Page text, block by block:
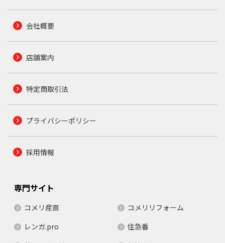
会社概要
店舗案内
特定商取引法
プライバシーポリシー
採用情報
専門サイト
コメリ産直
コメリリフォーム
レンガ.pro
住急番